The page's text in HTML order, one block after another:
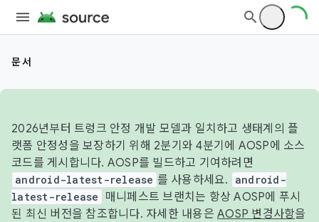
문서
2026년부터 트렁크 안정 개발 모델과 일치하고 생태계의 플
랫폼 안정성을 보장하기 위해 2분기와 4분기에 AOSP에 소스
코드를 게시합니다. AOSP를 빌드하고 기여하려면
android-latest-release 를 사용하세요.
android-
latest-release
매니페스트 브랜치는 항상 AOSP에 푸시
된 최신 버전을 참조합니다. 자세한 내용은 AOSP 변경사항을